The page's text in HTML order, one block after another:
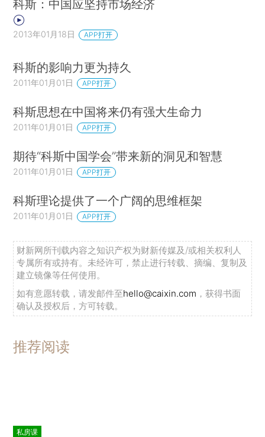
科斯：中国应坚持市场经济
2013年01月18日 APP打开
科斯的影响力更为持久
2011年01月01日 APP打开
科斯思想在中国将来仍有强大生命力
2011年01月01日 APP打开
期待“科斯中国学会”带来新的洞见和智慧
2011年01月01日 APP打开
科斯理论提供了一个广阔的思维框架
2011年01月01日 APP打开
财新网所刊载内容之知识产权为财新传媒及/或相关权利人
专属所有或持有。未经许可，禁止进行转载、摘编、复制及
建立镜像等任何使用。
如有意愿转载，请发邮件至hello@caixin.com ，获得书面
确认及授权后，方可转载。
推荐阅读
私房课